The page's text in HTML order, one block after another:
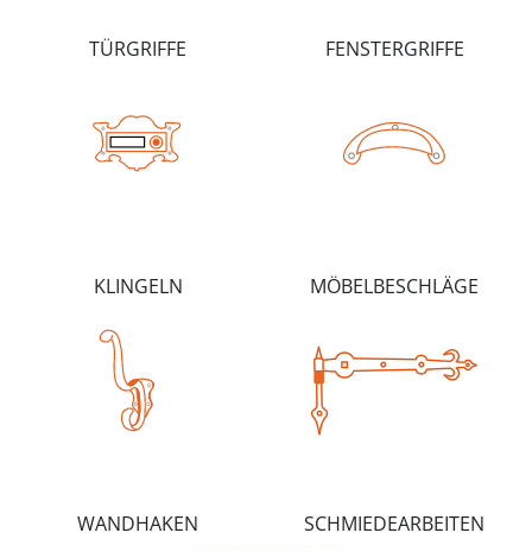
TÜRGRIFFE FENSTERGRIFFE
KLINGELN MÖBELBESCHLÄGE
WANDHAKEN SCHMIEDEARBEITEN